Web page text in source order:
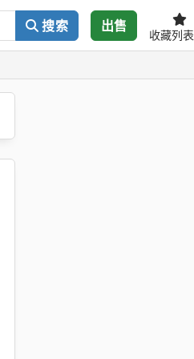
搜索 出售
收藏列表